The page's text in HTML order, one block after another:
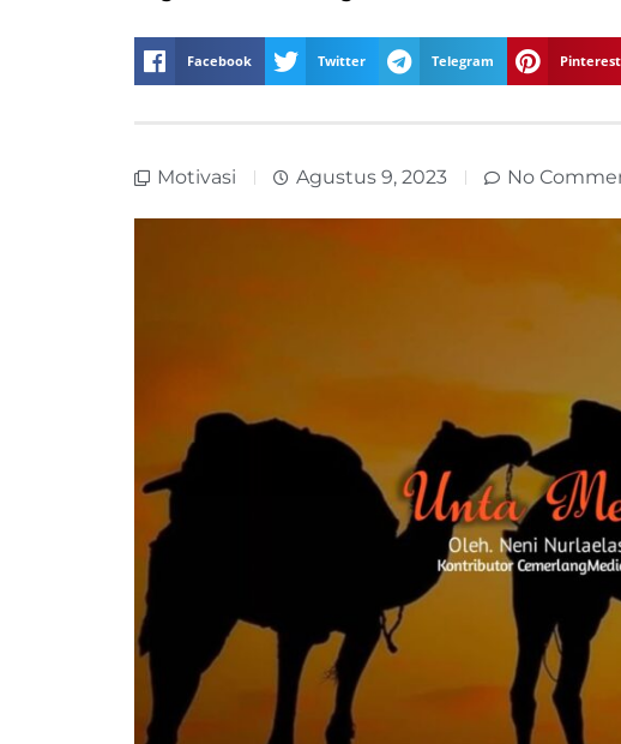
Facebook Twitter Telegram Pinterest
Motivasi Agustus 9, 2023 No